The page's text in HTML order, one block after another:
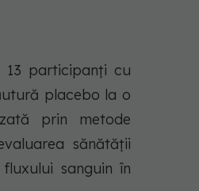
13 participanți cu
placebo la o
prin metode
sănătății
sanguin în